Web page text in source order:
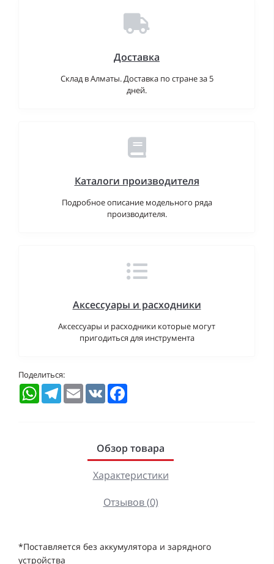
Доставка
Склад в Алматы. Доставка по стране за 5
дней.
Каталоги производителя
Подробное описание модельного ряда
производителя.
Аксессуары и расходники
Аксессуары и расходники которые могут
пригодиться для инструмента
Поделиться:
WhatsAppTelegramEmail VK
Обзор товара
Характеристики
Отзывов (0)
*Поставляется без аккумулятора и зарядного
устройства